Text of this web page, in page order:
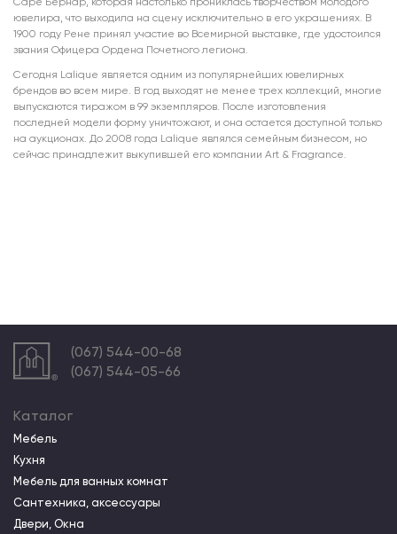
ювелира, что выходила на сцену исключительно в его украшениях. В
1900 году Рене принял участие во Всемирной выставке, где удостоился
звания Офицера Ордена Почетного легиона.
Сегодня Lalique является одним из популярнейших ювелирных
брендов во всем мире. В год выходят не менее трех коллекций, многие
выпускаются тиражом в 99 экземпляров. После изготовления
последней модели форму уничтожают, и она остается доступной только
на аукционах. До 2008 года Lalique являлся семейным бизнесом, но
сейчас принадлежит выкупившей его компании Art & Fragrance.
(067) 544-00-68
(067) 544-05-66
Каталог
Мебель
Кухня
Мебель для ванных комнат
Сантехника, аксессуары
Двери, Окна